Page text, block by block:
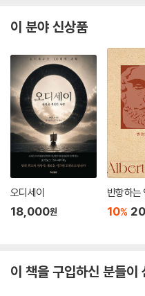
이 분야 신상품
오디세이
18,000원
반항하는
10%
이 책을 구입하신 분들이